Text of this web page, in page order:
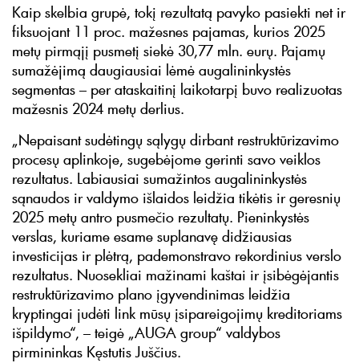
Kaip skelbia grupė, tokį rezultatą pavyko pasiekti net ir
fiksuojant 11 proc. mažesnes pajamas, kurios 2025
metų pirmąjį pusmetį siekė 30,77 mln. eurų. Pajamų
sumažėjimą daugiausiai lėmė augalininkystės
segmentas – per ataskaitinį laikotarpį buvo realizuotas
mažesnis 2024 metų derlius.
„Nepaisant sudėtingų sąlygų dirbant restruktūrizavimo
procesų aplinkoje, sugebėjome gerinti savo veiklos
rezultatus. Labiausiai sumažintos augalininkystės
sąnaudos ir valdymo išlaidos leidžia tikėtis ir geresnių
2025 metų antro pusmečio rezultatų. Pieninkystės
verslas, kuriame esame suplanavę didžiausias
investicijas ir plėtrą, pademonstravo rekordinius verslo
rezultatus. Nuosekliai mažinami kaštai ir įsibėgėjantis
restruktūrizavimo plano įgyvendinimas leidžia
kryptingai judėti link mūsų įsipareigojimų kreditoriams
išpildymo“, – teigė „AUGA group“ valdybos
pirmininkas Kęstutis Juščius.